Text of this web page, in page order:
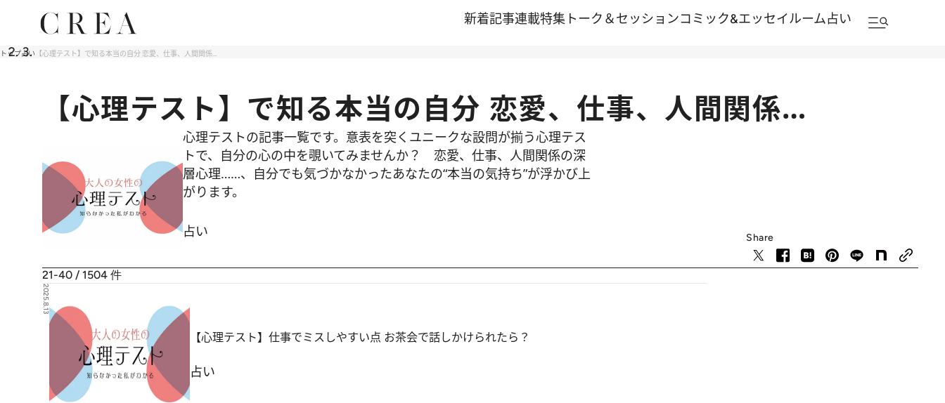
新着記事連載特集 トーク＆セッションコミック&エッセイルーム占い
トップ占い 【心理テスト】で知る本当の自分 恋愛、仕事、人間関係…
【心理テスト】で知る本当の自分 恋愛、仕事、人間関係…
心理テストの記事一覧です。意表を突くユニークな設問が揃う心理テス
トで、自分の心の中を覗いてみませんか？ 恋愛、仕事、人間関係の深
層心理……、自分でも気づかなかったあなたの“本当の気持ち”が浮かび上
がります。
占い Share
21-40 / 1504 件
2025.8.13
【心理テスト】仕事でミスしやすい点 お茶会で話しかけられたら？
占い